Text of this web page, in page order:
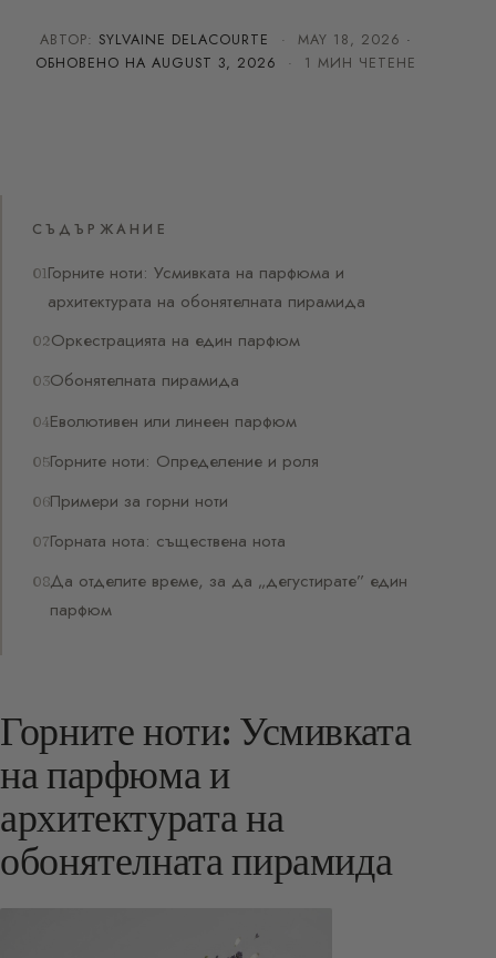
АВТОР: SYLVAINE DELACOURTE · MAY 18, 2026 ·
ОБНОВЕНО НА AUGUST 3, 2026 · 1 МИН ЧЕТЕНЕ
СЪДЪРЖАНИЕ
Горните ноти: Усмивката на парфюма и
архитектурата на обонятелната пирамида
Оркестрацията на един парфюм
Обонятелната пирамида
Еволютивен или линеен парфюм
Горните ноти: Определение и роля
Примери за горни ноти
Горната нота: съществена нота
Да отделите време, за да „дегустирате” един
парфюм
Горните ноти: Усмивката
на парфюма и
архитектурата на
обонятелната пирамида